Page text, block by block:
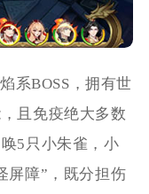
系BOSS，拥有世
且免疫绝大多数
5只小朱雀，小
屏障”，既分担伤